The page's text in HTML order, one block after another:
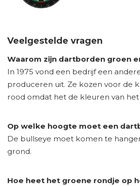
Veelgestelde vragen
Waarom zijn dartborden groen
In 1975 vond een bedrijf een
produceren uit. Ze kozen voor de
rood omdat het de kleuren van
Op welke hoogte moet een
De bullseye moet komen te
grond.
Hoe heet het groene rondje op